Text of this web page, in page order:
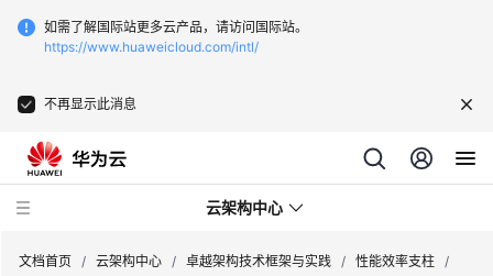
如需了解国际站更多云产品，请访问国际站。
https://www.huaweicloud.com/intl/
不再显示此消息
云架构中心
文档首页 / 云架构中心 / 卓越架构技术框架与实践 / 性能效率支柱 /